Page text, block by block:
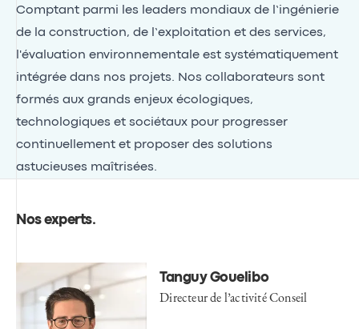
Comptant parmi les leaders mondiaux de l’ingénierie
de la construction, de l’exploitation et des services,
l'évaluation environnementale est systématiquement
intégrée dans nos projets. Nos collaborateurs sont
formés aux grands enjeux écologiques,
technologiques et sociétaux pour progresser
continuellement et proposer des solutions
astucieuses maîtrisées.
Nos experts.
Tanguy Gouelibo
Directeur de l’activité Conseil